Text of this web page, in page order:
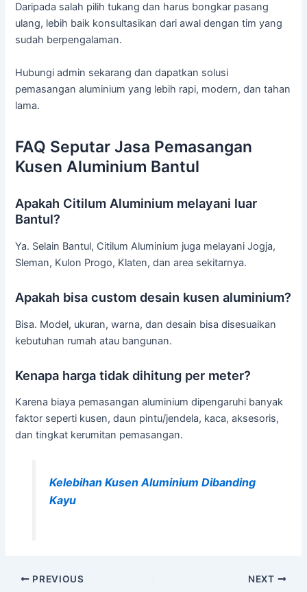
Daripada salah pilih tukang dan harus bongkar pasang
ulang, lebih baik konsultasikan dari awal dengan tim yang
sudah berpengalaman.
Hubungi admin sekarang dan dapatkan solusi
pemasangan aluminium yang lebih rapi, modern, dan tahan
lama.
FAQ Seputar Jasa Pemasangan
Kusen Aluminium Bantul
Apakah Citilum Aluminium melayani luar
Bantul?
Ya. Selain Bantul, Citilum Aluminium juga melayani Jogja,
Sleman, Kulon Progo, Klaten, dan area sekitarnya.
Apakah bisa custom desain kusen aluminium?
Bisa. Model, ukuran, warna, dan desain bisa disesuaikan
kebutuhan rumah atau bangunan.
Kenapa harga tidak dihitung per meter?
Karena biaya pemasangan aluminium dipengaruhi banyak
faktor seperti kusen, daun pintu/jendela, kaca, aksesoris,
dan tingkat kerumitan pemasangan.
Kelebihan Kusen Aluminium Dibanding
Kayu
PREVIOUS NEXT